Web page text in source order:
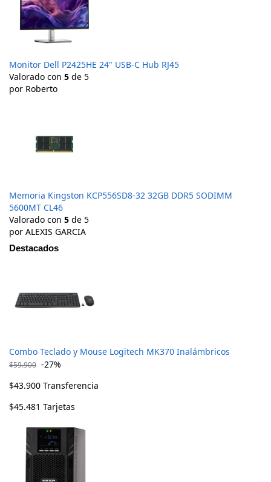
Monitor Dell P2425HE 24" USB-C Hub RJ45
Valorado con 5 de 5
por Roberto
Memoria Kingston KCP556SD8-32 32GB DDR5 SODIMM
5600MT CL46
Valorado con 5 de 5
por ALEXIS GARCIA
Destacados
Combo Teclado y Mouse Logitech MK370 Inalámbricos
$59.900 -27%
$43.900 Transferencia
$45.481 Tarjetas